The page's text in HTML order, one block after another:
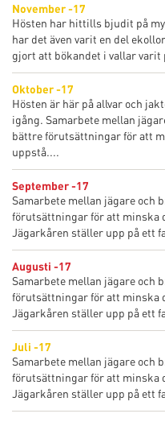
November -17
Hösten har hittills bjudit på
har det även varit en del
gjort att bökandet i vallar
Oktober -17
Hösten är här på allvar och
igång. Samarbete mellan
bättre förutsättningar för att
uppstå....
September -17
Samarbete mellan jägare och
förutsättningar för att minska
Jägarkåren ställer upp på ett
Augusti -17
Samarbete mellan jägare och
förutsättningar för att minska
Jägarkåren ställer upp på ett
Juli -17
Samarbete mellan jägare och
förutsättningar för att minska
Jägarkåren ställer upp på ett